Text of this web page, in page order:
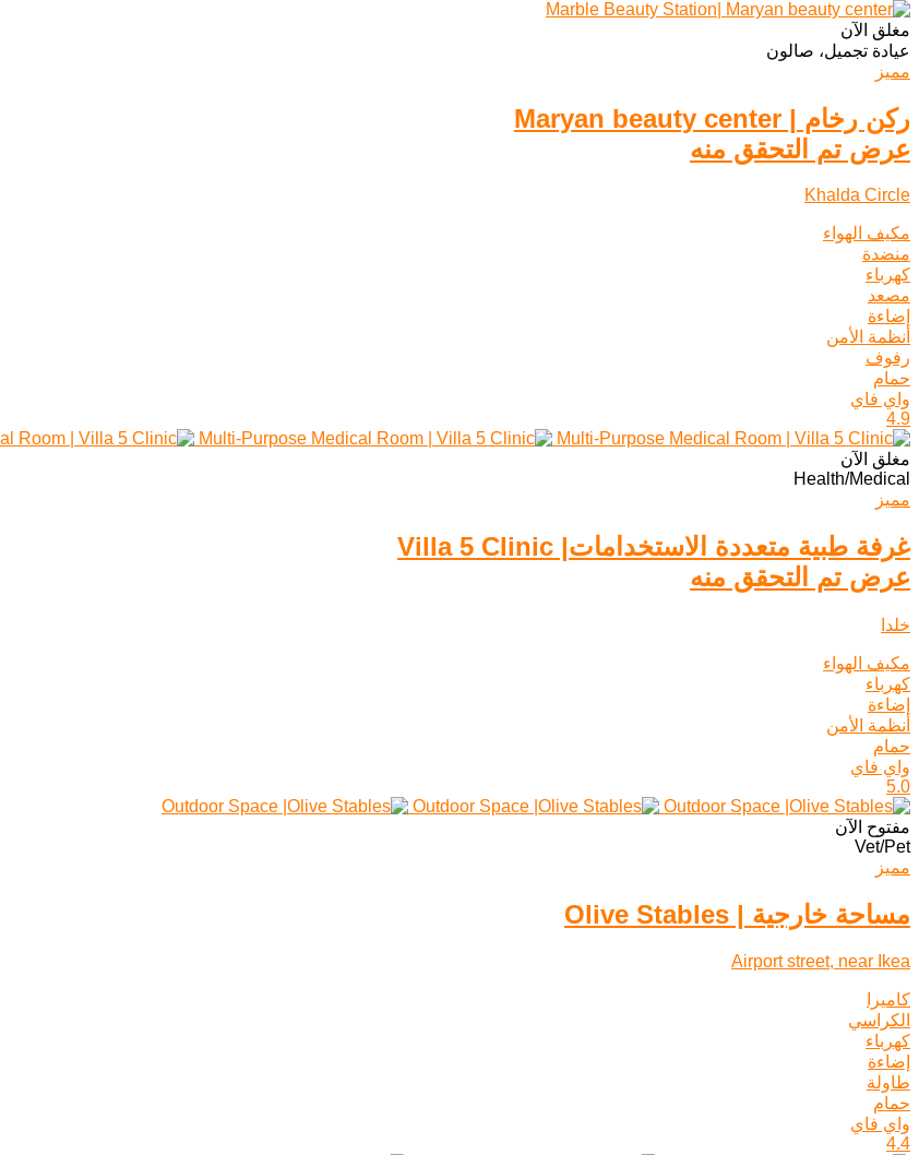
مغلق الآن
عيادة تجميل، صالون
مميز
ركن رخام | Maryan beauty center
عرض تم التحقق منه
Khalda Circle
مكيف الهواء
منضدة
كهرباء
مصعد
إضاءة
أنظمة الأمن
رفوف
حمام
واي فاي
4.9
مغلق الآن
Health/Medical
مميز
غرفة طبية متعددة الاستخدامات| Villa 5 Clinic
عرض تم التحقق منه
خلدا
مكيف الهواء
كهرباء
إضاءة
أنظمة الأمن
حمام
واي فاي
5.0
مفتوح الآن
Vet/Pet
مميز
مساحة خارجية | Olive Stables
Airport street, near Ikea
كاميرا
الكراسي
كهرباء
إضاءة
طاولة
حمام
واي فاي
4.4